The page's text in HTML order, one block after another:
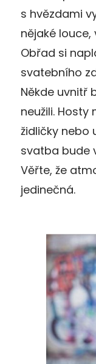
s hvězdami
nějaké louce,
Obřad si
svatebního
Někde uvnitř
neužili.
židličky nebo
svatba bude
Věřte, že
jedinečná.